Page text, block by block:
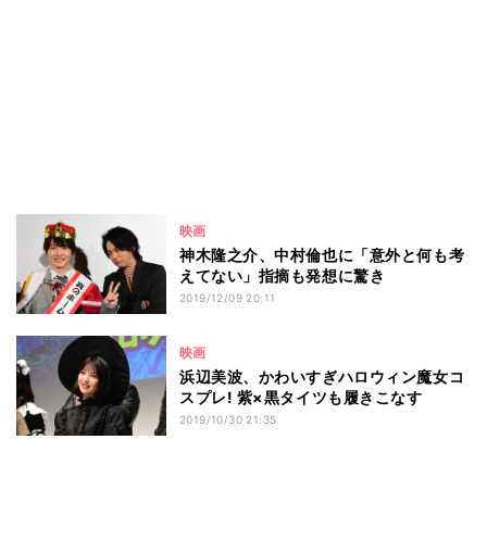
映画
神木隆之介、中村倫也に「意外と何も考
えてない」指摘も発想に驚き
2019/12/09 20:11
映画
浜辺美波、かわいすぎハロウィン魔女コ
スプレ! 紫×黒タイツも履きこなす
2019/10/30 21:35